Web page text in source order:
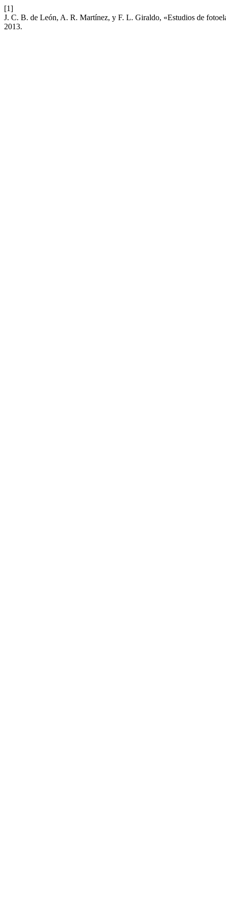
[1]
J. C. B. de León, A. R. Martínez, y F. L. Giraldo, «Estudios de
2013.